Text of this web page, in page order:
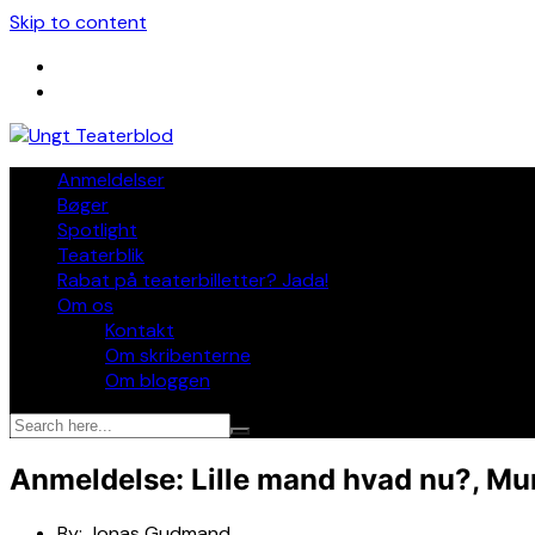
Skip to content
Anmeldelser
Bøger
Spotlight
Teaterblik
Rabat på teaterbilletter? Jada!
Om os
Kontakt
Om skribenterne
Om bloggen
Anmeldelse: Lille mand hvad nu?,